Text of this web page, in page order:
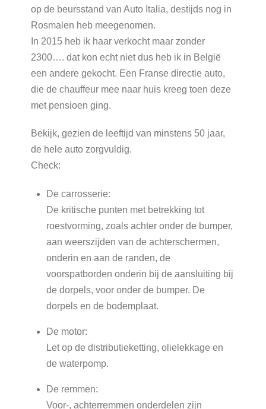
op de beursstand van Auto Italia, destijds nog in
Rosmalen heb meegenomen.
In 2015 heb ik haar verkocht maar zonder
2300…. dat kon echt niet dus heb ik in België
een andere gekocht. Een Franse directie auto,
die de chauffeur mee naar huis kreeg toen deze
met pensioen ging.
Bekijk, gezien de leeftijd van minstens 50 jaar,
de hele auto zorgvuldig.
Check:
De carrosserie:
De kritische punten met betrekking tot
roestvorming, zoals achter onder de bumper,
aan weerszijden van de achterschermen,
onderin en aan de randen, de
voorspatborden onderin bij de aansluiting bij
de dorpels, voor onder de bumper. De
dorpels en de bodemplaat.
De motor:
Let op de distributieketting, olielekkage en
de waterpomp.
De remmen:
Voor-, achterremmen onderdelen zijn